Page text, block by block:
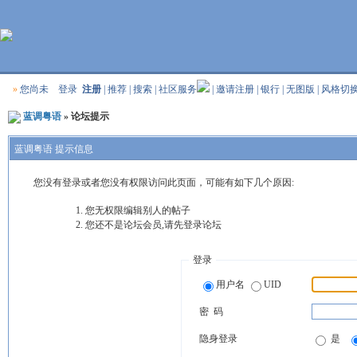
»您尚未 登录 注册| 推荐| 搜索| 社区服务 | 邀请注册| 银行 无图版 风格切
蓝调粤语» 论坛提示
蓝调粤语 提示信息
您没有登录或者您没有权限访问此页面，可能有如下几个原因:
您无权限编辑别人的帖子
您还不是论坛会员,请先登录论坛
登录
用户名 UID
密 码
隐身登录 是